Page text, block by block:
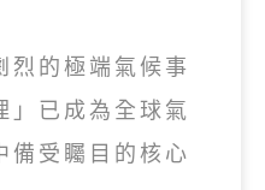
烈的極端氣候事
」已成為全球氣
備受矚目的核心